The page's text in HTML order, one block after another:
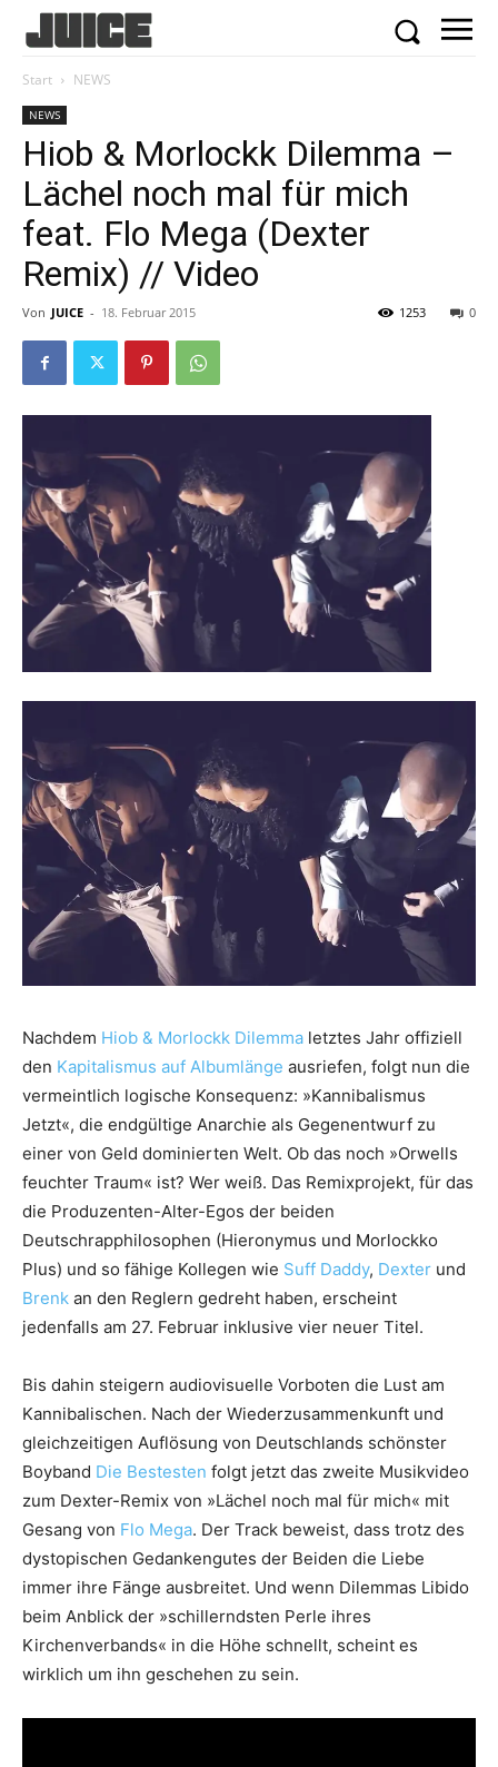
Start NEWS
NEWS
Hiob & Morlockk Dilemma –
Lächel noch mal für mich
feat. Flo Mega (Dexter
Remix) // Video
Von JUICE - 18. Februar 2015 0
1253
Nachdem Hiob & Morlockk Dilemma letztes Jahr offiziell
den Kapitalismus auf Albumlänge ausriefen, folgt nun die
vermeintlich logische Konsequenz: »Kannibalismus
Jetzt«, die endgültige Anarchie als Gegenentwurf zu
einer von Geld dominierten Welt. Ob das noch »Orwells
feuchter Traum« ist? Wer weiß. Das Remixprojekt, für das
die Produzenten-Alter-Egos der beiden
Deutschrapphilosophen (Hieronymus und Morlockko
Plus) und so fähige Kollegen wie Suff Daddy, Dexter und
Brenk an den Reglern gedreht haben, erscheint
jedenfalls am 27. Februar inklusive vier neuer Titel.
Bis dahin steigern audiovisuelle Vorboten die Lust am
Kannibalischen. Nach der Wiederzusammenkunft und
gleichzeitigen Auflösung von Deutschlands schönster
Boyband Die Bestesten folgt jetzt das zweite Musikvideo
zum Dexter-Remix von »Lächel noch mal für mich« mit
Gesang von Flo Mega. Der Track beweist, dass trotz des
dystopischen Gedankengutes der Beiden die Liebe
immer ihre Fänge ausbreitet. Und wenn Dilemmas Libido
beim Anblick der »schillerndsten Perle ihres
Kirchenverbands« in die Höhe schnellt, scheint es
wirklich um ihn geschehen zu sein.